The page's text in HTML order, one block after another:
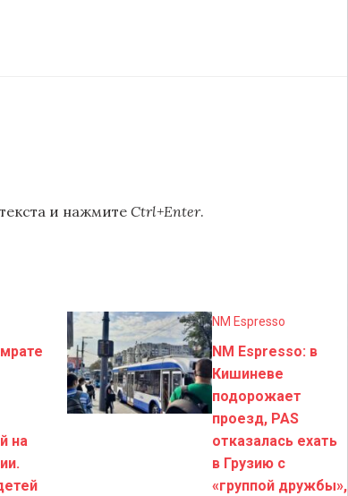
и нажмите Ctrl+Enter.
на
NM Espresso
NM Espresso: в
Кишиневе
подорожает
проезд, PAS
отказалась ехать
в Грузию с
«группой дружбы»,